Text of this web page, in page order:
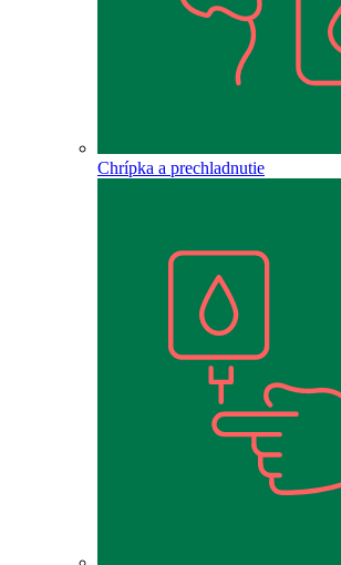
Chrípka a prechladnutie